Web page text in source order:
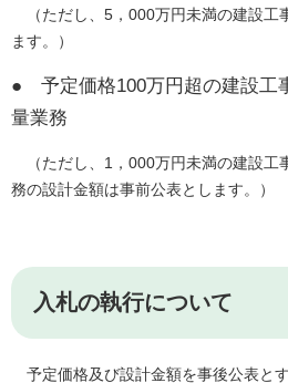
（ただし、5，000万円未満の建設工
ます。）
● 予定価格100万円超の建設工
量業務
（ただし、1，000万円未満の建設工
務の設計金額は事前公表とします。）
入札の執行について
予定価格及び設計金額を事後公表と